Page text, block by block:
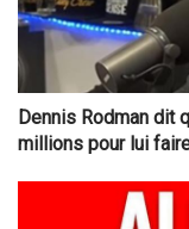
Dennis Rodman dit
millions pour lui